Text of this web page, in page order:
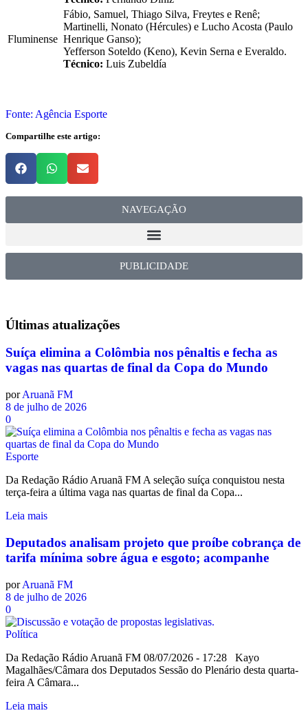
Fluminense
Fábio, Samuel, Thiago Silva, Freytes e Renê;
Martinelli, Nonato (Hércules) e Lucho Acosta (Paulo
Henrique Ganso);
Yefferson Soteldo (Keno), Kevin Serna e Everaldo.
Técnico: Luis Zubeldía
Fonte: Agência Esporte
Compartilhe este artigo:
NAVEGAÇÃO
PUBLICIDADE
Últimas atualizações
Suíça elimina a Colômbia nos pênaltis e fecha as
vagas nas quartas de final da Copa do Mundo
por Aruanã FM
8 de julho de 2026
0
Esporte
Da Redação Rádio Aruanã FM A seleção suíça conquistou nesta
terça-feira a última vaga nas quartas de final da Copa...
Leia mais
Deputados analisam projeto que proíbe cobrança de
tarifa mínima sobre água e esgoto; acompanhe
por Aruanã FM
8 de julho de 2026
0
Política
Da Redação Rádio Aruanã FM 08/07/2026 - 17:28 Kayo
Magalhães/Câmara dos Deputados Sessão do Plenário desta quarta-
feira A Câmara...
Leia mais